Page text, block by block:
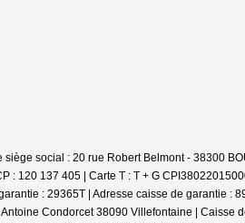
social : 20 rue Robert Belmont - 38300
: 120 137 405 | Carte T : T + G
: 29365T | Adresse caisse de garantie :
Condorcet 38090 Villefontaine | Caisse